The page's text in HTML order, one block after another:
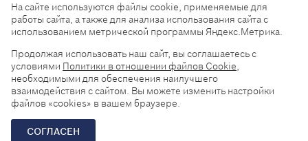
Нормативная документация
ADP в социальных сетях
© 2026, ООО «АвтоДизельПарт». Все права защищены.
Разработка сайта —
На сайте используются файлы cookie, применяемые для
работы сайта, а также для анализа использования сайта с
использованием метрической программы Яндекс.Метрика.
Продолжая использовать наш сайт, вы соглашаетесь с
условиями Политики в отношении файлов Cookie,
необходимыми для обеспечения наилучшего
взаимодействия с сайтом. Вы можете изменить настройки
файлов «cookies» в вашем браузере.
СОГЛАСЕН